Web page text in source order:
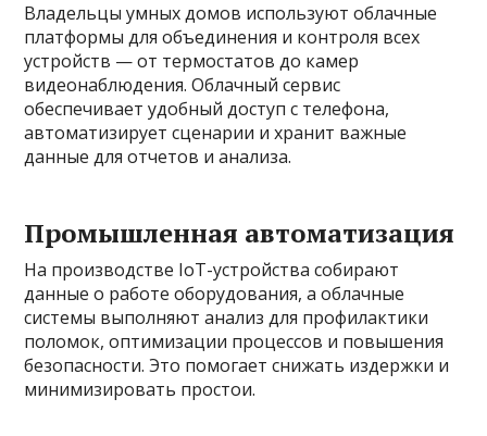
Владельцы умных домов используют облачные
платформы для объединения и контроля всех
устройств — от термостатов до камер
видеонаблюдения. Облачный сервис
обеспечивает удобный доступ с телефона,
автоматизирует сценарии и хранит важные
данные для отчетов и анализа.
Промышленная автоматизация
На производстве IoT-устройства собирают
данные о работе оборудования, а облачные
системы выполняют анализ для профилактики
поломок, оптимизации процессов и повышения
безопасности. Это помогает снижать издержки и
минимизировать простои.